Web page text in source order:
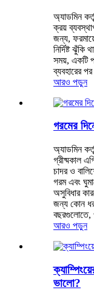
অ্যাডমিন
ক্রয়
জন্য,
নির্দিষ্ট
সময়, একটি
ব্যবহারের
আরও পড়ুন
গরমের
অ্যাডমিন
গ্রীষ্মকাল
চাদর ও
গরম এবং
অসুবিধার
জন্য কোন
বছরগুলোতে,
আরও পড়ুন
ভালো?